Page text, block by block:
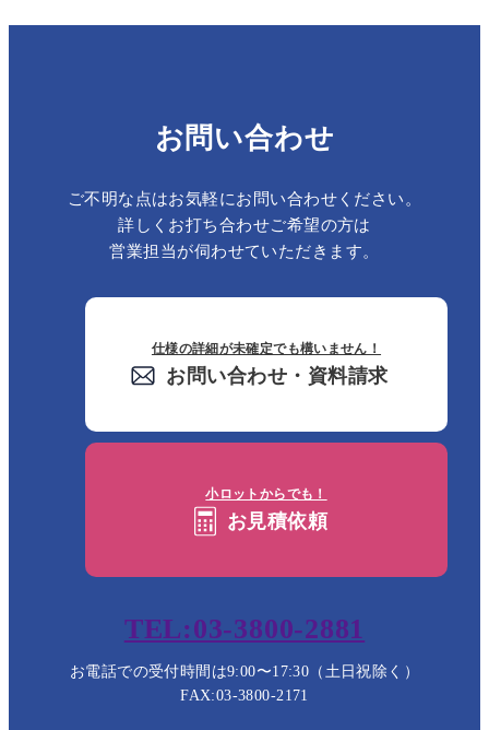
お問い合わせ
ご不明な点はお気軽にお問い合わせください。
詳しくお打ち合わせご希望の方は
営業担当が伺わせていただきます。
仕様の詳細が未確定でも構いません！
お問い合わせ・資料請求
小ロットからでも！
お見積依頼
TEL:03-3800-2881
お電話での受付時間は9:00〜17:30（土日祝除く）
FAX:03-3800-2171